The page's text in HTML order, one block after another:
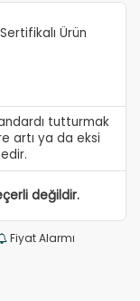
Sertifikalı Ürün
tutturmak
artı ya da eksi
değildir.
Fiyat Alarmı